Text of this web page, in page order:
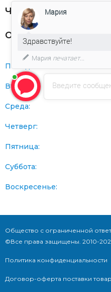
Частникам
Оферта
Понедельник:
Вторник:
Среда:
Четверг:
Пятница:
Суббота:
Воскресенье:
Общество с ограниченной
©Все права защищены. 2010-
Политика конфиденциальности
Договор-оферта поставки
Введите
Мария
Здравствуйте!
Мария печатает...